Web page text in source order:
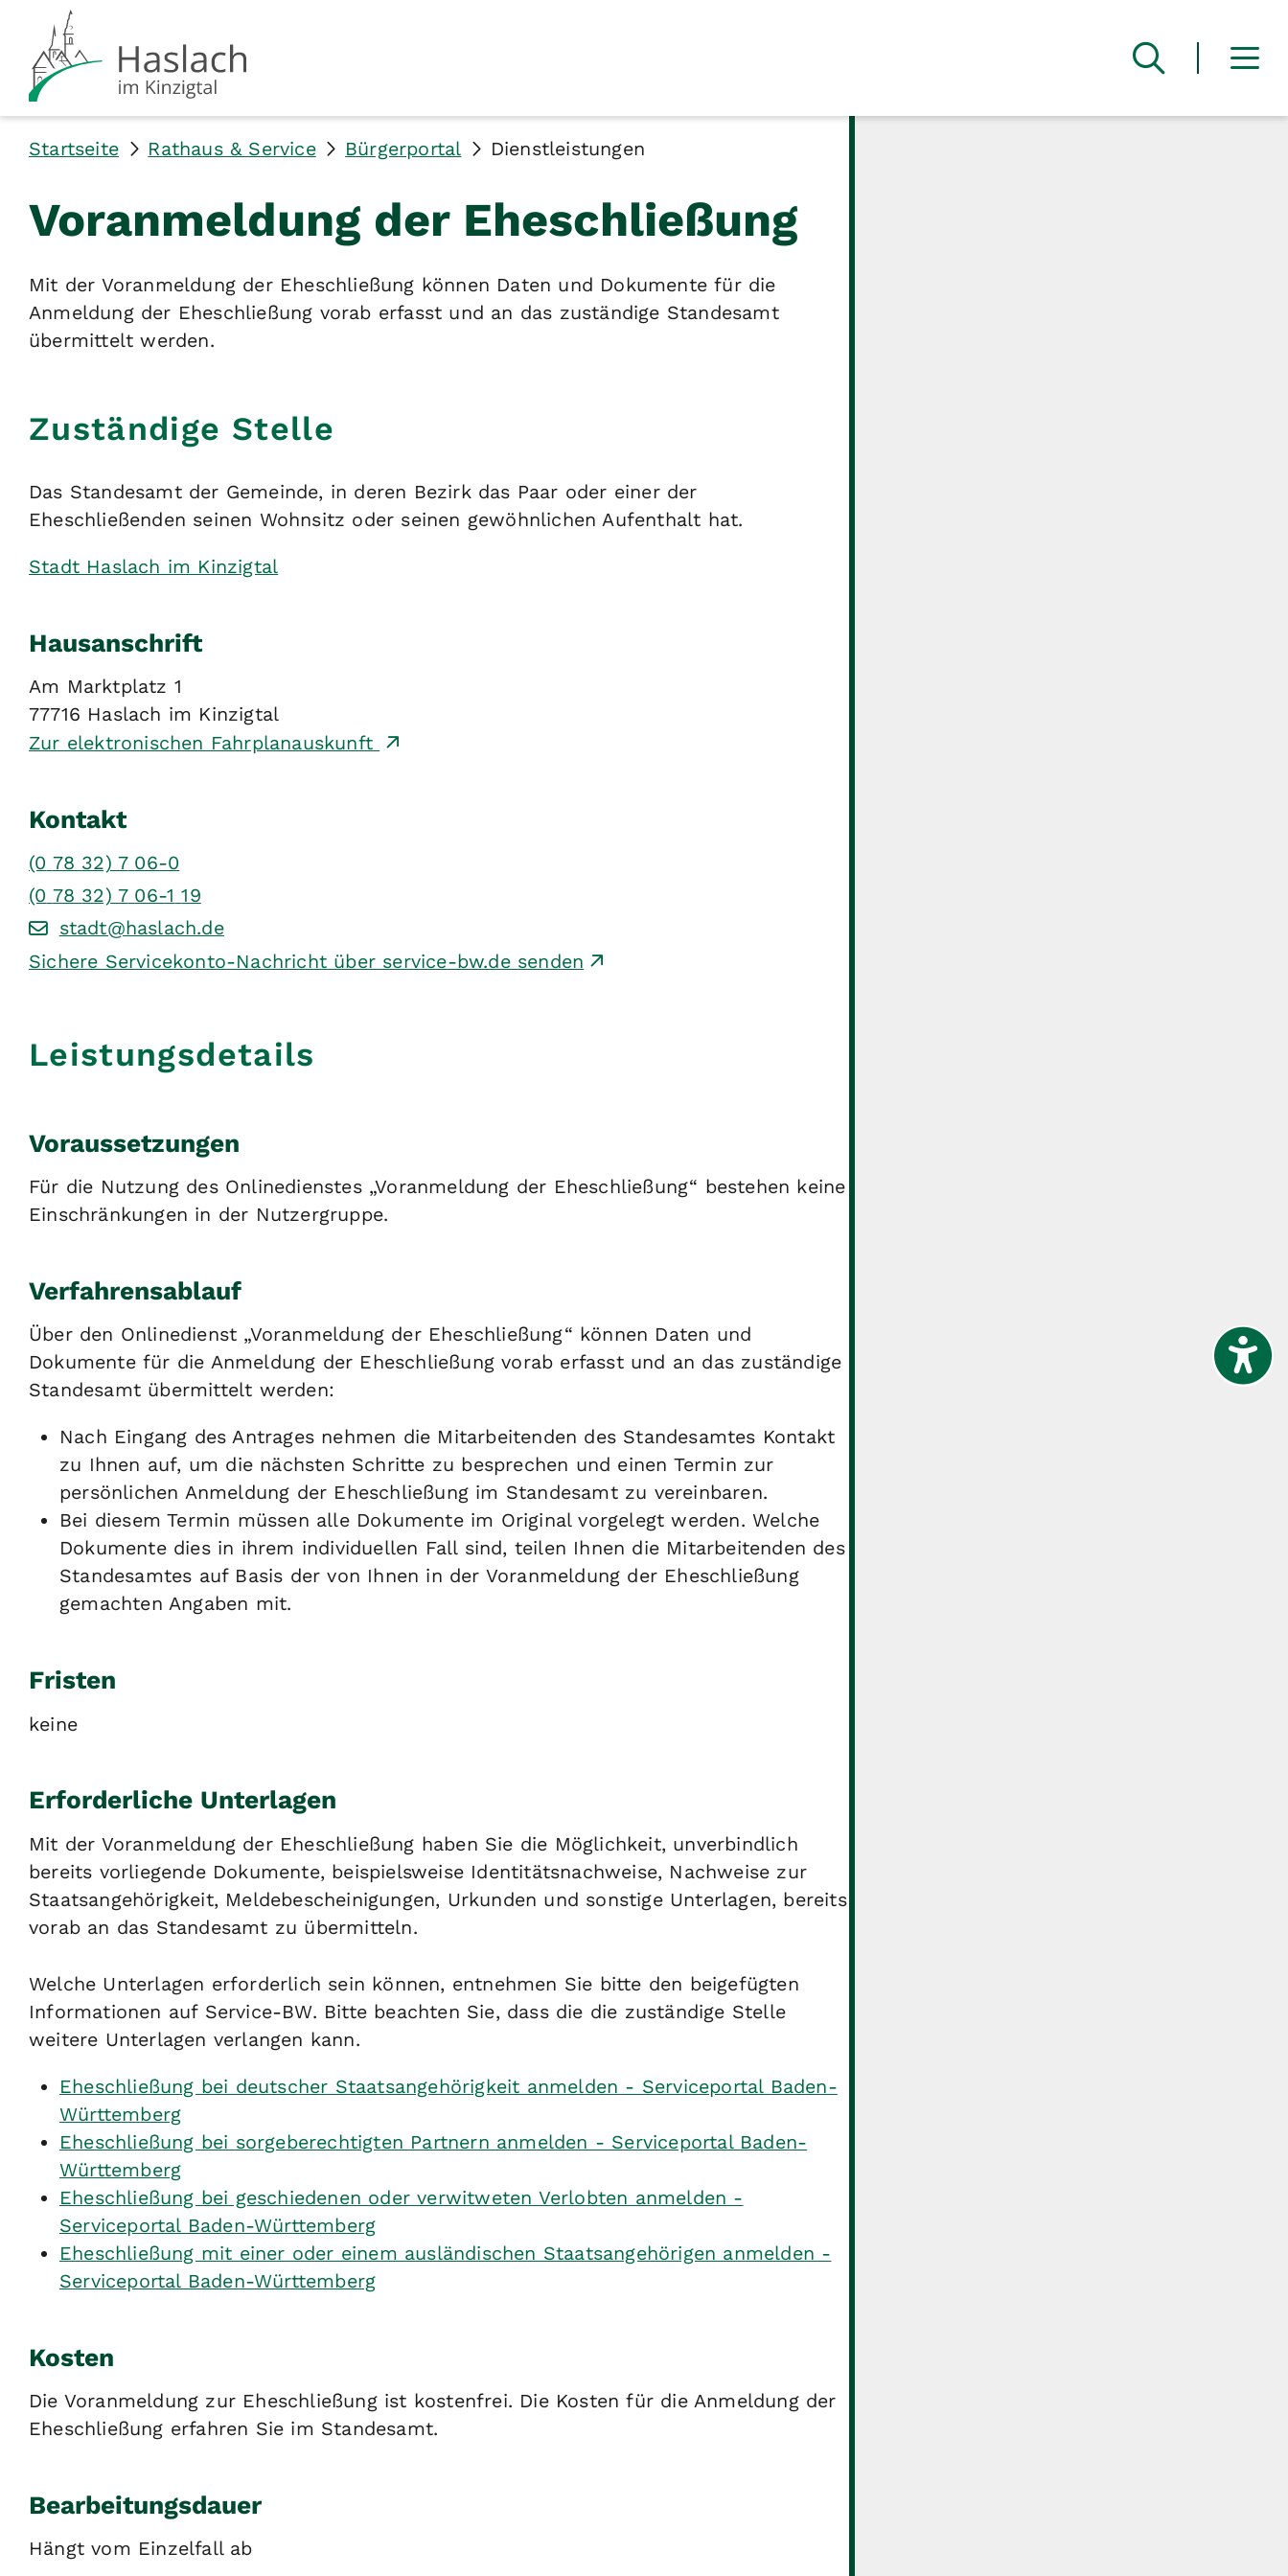
Startseite Rathaus & Service Bürgerportal Dienstleistungen
Voranmeldung der Eheschließung
Mit der Voranmeldung der Eheschließung können Daten und Dokumente für die
Anmeldung der Eheschließung vorab erfasst und an das zuständige Standesamt
übermittelt werden.
Zuständige Stelle
Das Standesamt der Gemeinde, in deren Bezirk das Paar oder einer der
Eheschließenden seinen Wohnsitz oder seinen gewöhnlichen Aufenthalt hat.
Stadt Haslach im Kinzigtal
Hausanschrift
Am Marktplatz 1
77716 Haslach im Kinzigtal
Zur elektronischen Fahrplanauskunft
Kontakt
(0 78 32) 7 06-0
(0 78 32) 7 06-1 19
stadt@haslach.de
Sichere Servicekonto-Nachricht über service-bw.de senden
Leistungsdetails
Voraussetzungen
Für die Nutzung des Onlinedienstes „Voranmeldung der Eheschließung“ bestehen keine
Einschränkungen in der Nutzergruppe.
Verfahrensablauf
Über den Onlinedienst „Voranmeldung der Eheschließung“ können Daten und
Dokumente für die Anmeldung der Eheschließung vorab erfasst und an das zuständige
Standesamt übermittelt werden:
Nach Eingang des Antrages nehmen die Mitarbeitenden des Standesamtes Kontakt
zu Ihnen auf, um die nächsten Schritte zu besprechen und einen Termin zur
persönlichen Anmeldung der Eheschließung im Standesamt zu vereinbaren.
Bei diesem Termin müssen alle Dokumente im Original vorgelegt werden. Welche
Dokumente dies in ihrem individuellen Fall sind, teilen Ihnen die Mitarbeitenden des
Standesamtes auf Basis der von Ihnen in der Voranmeldung der Eheschließung
gemachten Angaben mit.
Fristen
keine
Erforderliche Unterlagen
Mit der Voranmeldung der Eheschließung haben Sie die Möglichkeit, unverbindlich
bereits vorliegende Dokumente, beispielsweise Identitätsnachweise, Nachweise zur
Staatsangehörigkeit, Meldebescheinigungen, Urkunden und sonstige Unterlagen, bereits
vorab an das Standesamt zu übermitteln.
Welche Unterlagen erforderlich sein können, entnehmen Sie bitte den beigefügten
Informationen auf Service-BW. Bitte beachten Sie, dass die die zuständige Stelle
weitere Unterlagen verlangen kann.
Eheschließung bei deutscher Staatsangehörigkeit anmelden - Serviceportal Baden-
Württemberg
Eheschließung bei sorgeberechtigten Partnern anmelden - Serviceportal Baden-
Württemberg
Eheschließung bei geschiedenen oder verwitweten Verlobten anmelden -
Serviceportal Baden-Württemberg
Eheschließung mit einer oder einem ausländischen Staatsangehörigen anmelden -
Serviceportal Baden-Württemberg
Kosten
Die Voranmeldung zur Eheschließung ist kostenfrei. Die Kosten für die Anmeldung der
Eheschließung erfahren Sie im Standesamt.
Bearbeitungsdauer
Hängt vom Einzelfall ab